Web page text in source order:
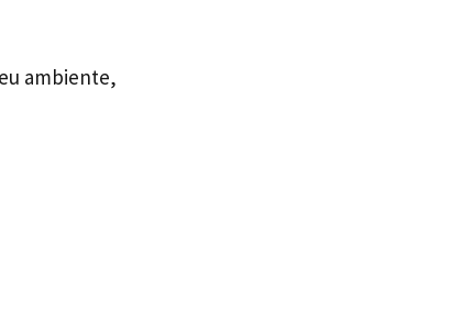
ambiente,